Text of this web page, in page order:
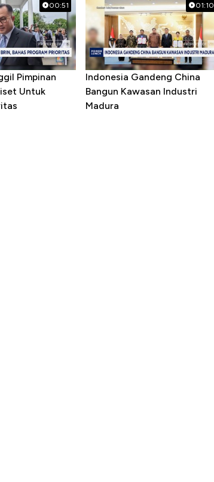
00:51
Pimpinan
Untuk
01:10
Indonesia Gandeng China
Bangun Kawasan Industri
Madura